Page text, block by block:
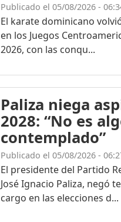
Publicado el 05/08/2026 -
El karate dominicano
en los Juegos
2026, con las conqu...
Paliza niega
2028: “No es
contemplado”
Publicado el 05/08/2026 -
El presidente del Partido
José Ignacio Paliza, negó
cargo en las elecciones d...